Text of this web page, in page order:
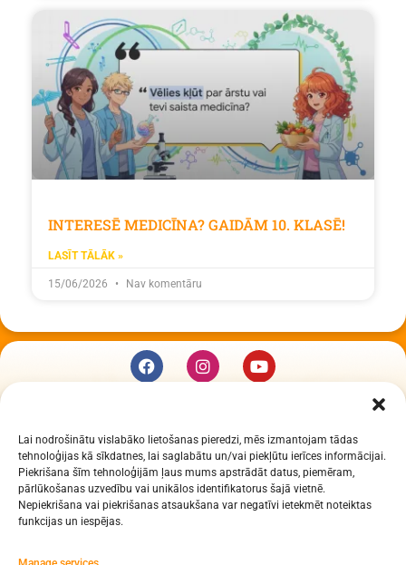
Lai nodrošinātu vislabāko lietošanas pieredzi, mēs izmantojam tādas
tehnoloģijas kā sīkdatnes, lai saglabātu un/vai piekļūtu ierīces informācijai.
Piekrišana šīm tehnoloģijām ļaus mums apstrādāt datus, piemēram,
pārlūkošanas uzvedību vai unikālos identifikatorus šajā vietnē.
Nepiekrišana vai piekrišanas atsaukšana var negatīvi ietekmēt noteiktas
funkcijas un iespējas.
INTERESĒ MEDICĪNA? GAIDĀM 10. KLASĒ!
LASĪT TĀLĀK »
15/06/2026 Nav komentāru
Daugavpils Zinātņu vidusskola
Raiņa iela 30, Daugavpils, LV-5401
Reģ. Nr. 2713903513 (IZM)
Daugavpils valstspilsētas pašvaldība 90000077325